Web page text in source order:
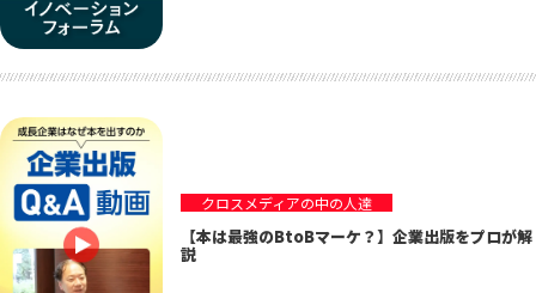
クロスメディアの中の人達
【本は最強のBtoBマーケ？】企業出版をプロが解
説